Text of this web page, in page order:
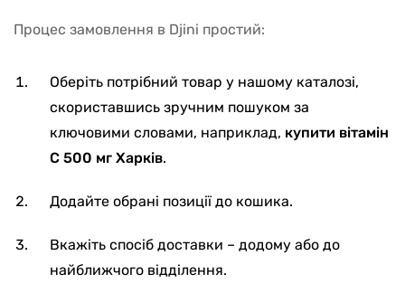
Процес замовлення в Djini простий:
Оберіть потрібний товар у нашому каталозі,
скориставшись зручним пошуком за
ключовими словами, наприклад, купити вітамін
С 500 мг Харків.
Додайте обрані позиції до кошика.
Вкажіть спосіб доставки – додому або до
найближчого відділення.